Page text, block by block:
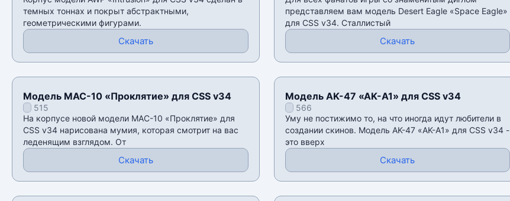
темных тоннах и покрыт абстрактными,
геометрическими фигурами.
Скачать
представляем вам модель Desert Eagle «Space Eagle»
для CSS v34. Сталлистый
Скачать
Модель MAC-10 «Проклятие» для CSS v34
515
На корпусе новой модели MAC-10 «Проклятие» для
CSS v34 нарисована мумия, которая смотрит на вас
леденящим взглядом. От
Скачать
Модель AK-47 «AK-A1» для CSS v34
566
Уму не постижимо то, на что иногда идут любители в
создании скинов. Модель AK-47 «AK-A1» для CSS v34 -
это вверх
Скачать